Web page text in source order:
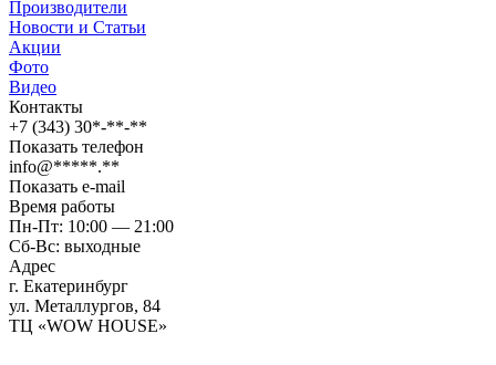
Производители
Новости и Статьи
Акции
Фото
Видео
Контакты
+7 (343) 30*-**-**
Показать телефон
info@*****.**
Показать e-mail
Время работы
Пн-Пт: 10:00 — 21:00
Сб-Вс: выходные
Адрес
г. Екатеринбург
ул. Металлургов, 84
ТЦ «WOW HOUSE»